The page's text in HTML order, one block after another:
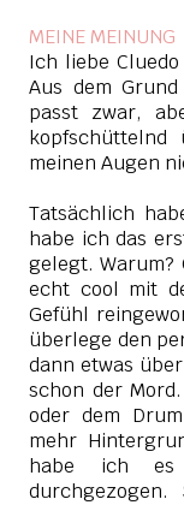
MEINE MEINUNG
Ich liebe
Aus dem
passt zwar,
meinen Augen
Tatsächlich
habe ich das
gelegt. Warum?
echt cool mit
Gefühl
überlege den
dann etwas
schon der
oder dem
mehr
habe ich es